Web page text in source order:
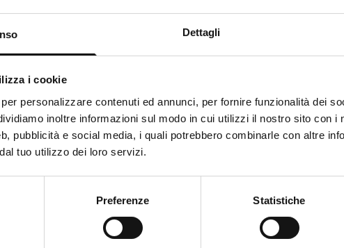
Dettagli
i cookie
personalizzare contenuti ed annunci, per fornire funzionalità dei
inoltre informazioni sul modo in cui utilizzi il nostro sito con i
pubblicità e social media, i quali potrebbero combinarle con altre
tuo utilizzo dei loro servizi.
Preferenze Statistiche
Looks likeItalianis more preferred for you. Change
Italian
Change